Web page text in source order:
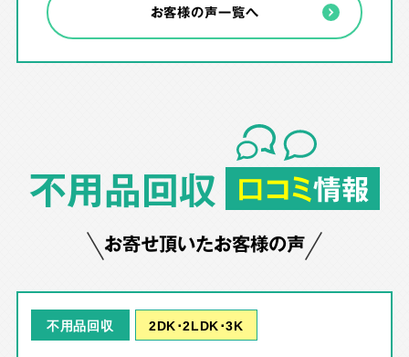
お客様の声一覧へ
不用品回収 口コミ情報
お寄せ頂いたお客様の声
不用品回収 2DK･2LDK･3K